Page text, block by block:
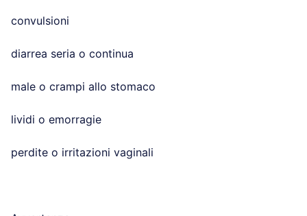
convulsioni
diarrea seria o continua
male o crampi allo stomaco
lividi o emorragie
perdite o irritazioni vaginali